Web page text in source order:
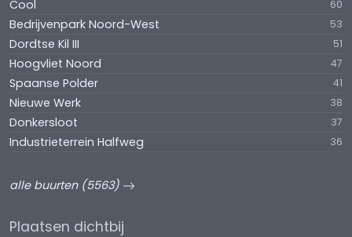
Cool 60
Bedrijvenpark Noord-West 53
Dordtse Kil III 51
Hoogvliet Noord 47
Spaanse Polder 41
Nieuwe Werk 38
Donkersloot 37
Industrieterrein Halfweg 36
alle buurten (5563)
Plaatsen dichtbij